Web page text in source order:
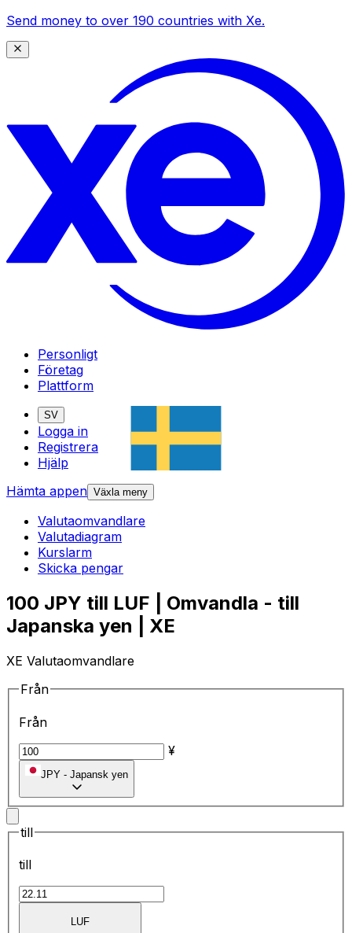
Send money to over 190 countries with Xe.
Personligt
Företag
Plattform
SV
Logga in
Registrera
Hjälp
Hämta appen Växla meny
Valutaomvandlare
Valutadiagram
Kurslarm
Skicka pengar
100 JPY till LUF | Omvandla - till
Japanska yen | XE
XE Valutaomvandlare
Från
Från
¥
JPY - Japansk yen
till
till
LUF